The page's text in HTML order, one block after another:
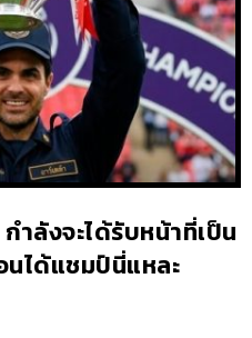
ำลังจะได้รับหน้าที่เป็น
ได้แชมป์นี่แหละ